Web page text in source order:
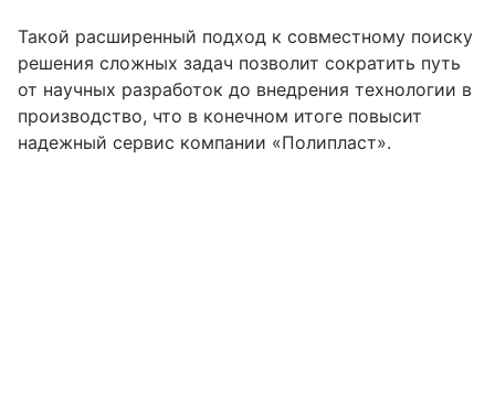
Такой расширенный подход к совместному поиску
решения сложных задач позволит сократить путь
от научных разработок до внедрения технологии в
производство, что в конечном итоге повысит
надежный сервис компании «Полипласт».